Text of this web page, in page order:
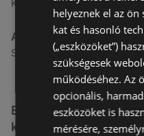
Kertekalja u. 1, 9437 Hegykő
Alma Gyógyszertárak
Szabadság u. 31, 9431
Egyéb Kozmetikumok
közelben
helyeznek el az ön
kat és hasonló
(„eszközöket”)
szükségesek
működéséhez. Az
opcionális,
eszközöket is
mérésére,